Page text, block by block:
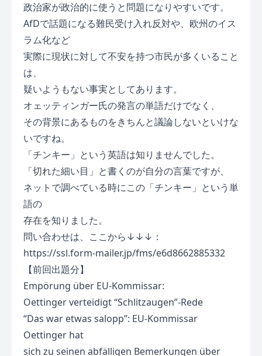
政治家が政治的に使うと問題になりやすいです。
AfDで話題になる難民受け入れ反対や、欧州のイス
ラム化など
実際に現状に対して不安を持つ市民が多くいること
は、
疑いようもない事実としてあります。
オェッティンガー氏の発言の単語だけでなく、
その背景にあるものをきちんと議論しないといけな
いですね。
「チンキー」という英語は知りませんでした。
「切れた細い目」と書くのが自分の言葉ですが、
ネットで調べている時にこの「チンキー」という単
語の
存在を知りました。
問い合わせは、ここから↓↓↓：
https://ssl.form-mailer.jp/fms/e6d8662885332
【前回出題分】
Empörung über EU-Kommissar:
Oettinger verteidigt “Schlitzaugen”-Rede
“Das war etwas salopp”: EU-Kommissar
Oettinger hat
sich zu seinen abfälligen Bemerkungen über